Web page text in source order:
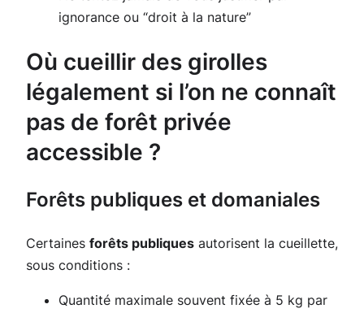
ignorance ou “droit à la nature”
Où cueillir des girolles
légalement si l’on ne connaît
pas de forêt privée
accessible ?
Forêts publiques et domaniales
Certaines forêts publiques autorisent la cueillette,
sous conditions :
Quantité maximale souvent fixée à 5 kg par